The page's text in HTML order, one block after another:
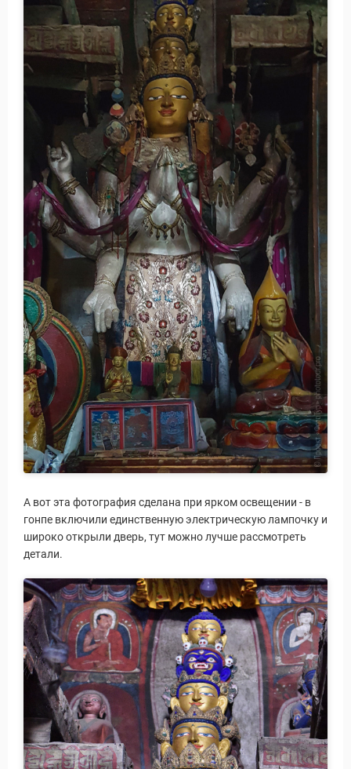
А вот эта фотография сделана при ярком освещении - в
гонпе включили единственную электрическую лампочку и
широко открыли дверь, тут можно лучше рассмотреть
детали.